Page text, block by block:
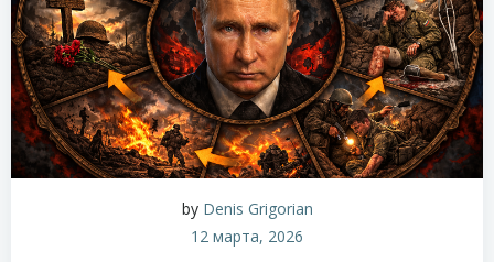
by Denis Grigorian
12 марта, 2026